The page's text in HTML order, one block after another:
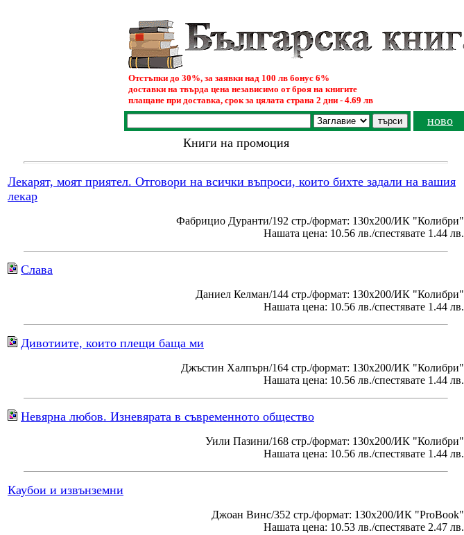
Отстъпки до 30%, за заявки над 100 лв бонус 6%
доставки на твърда цена независимо от броя на книгите
плащане при доставка, срок за цялата страна 2 дни - 4.69 лв
ново
Книги на промоция
Лекарят, моят приятел. Отговори на всички въпроси, които бихте задали на вашия
лекар
Фабрицио Дуранти/192 стр./формат: 130х200/ИК "Колибри"
Нашата цена: 10.56 лв./спестявате 1.44 лв.
Слава
Даниел Келман/144 стр./формат: 130х200/ИК "Колибри"
Нашата цена: 10.56 лв./спестявате 1.44 лв.
Дивотиите, които плещи баща ми
Джъстин Халпърн/164 стр./формат: 130х200/ИК "Колибри"
Нашата цена: 10.56 лв./спестявате 1.44 лв.
Невярна любов. Изневярата в съвременното общество
Уили Пазини/168 стр./формат: 130х200/ИК "Колибри"
Нашата цена: 10.56 лв./спестявате 1.44 лв.
Каубои и извънземни
Джоан Винс/352 стр./формат: 130х200/ИК "ProBook"
Нашата цена: 10.53 лв./спестявате 2.47 лв.